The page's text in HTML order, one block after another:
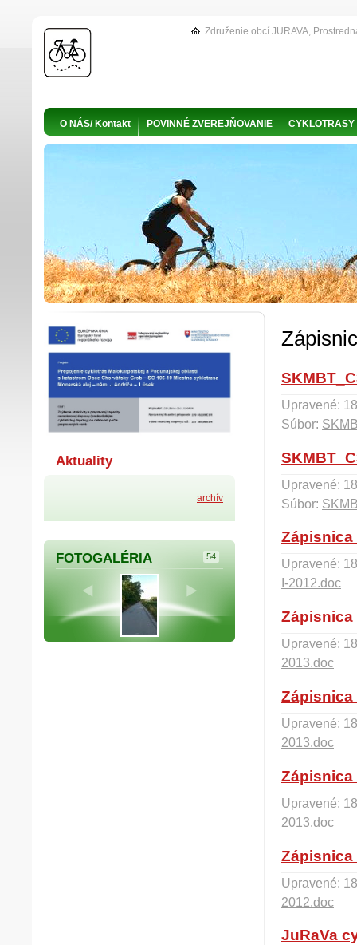
Upravené:
Súbor:
Upravené:
Súbor:
Zápisnica
Upravené:
I-2012.doc
Zápisnica
Upravené:
2013.doc
Zápisnica
Upravené:
2013.doc
Zápisnica
Upravené:
2013.doc
Zápisnica
Upravené:
2012.doc
JuRaVa
Aktuality
archív
FOTOGALÉRIA 54
O NÁS/ Kontakt POVINNÉ ZVEREJŇOVANIE CYKLOTRASY
Združenie obcí JURAVA,